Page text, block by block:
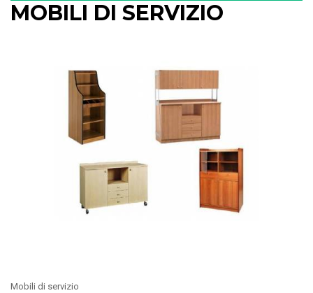
MOBILI DI SERVIZIO
Mobili di servizio